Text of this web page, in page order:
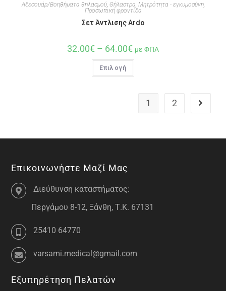
Αξεσουάρ/Βοηθήματα θηλασμού, Θήλαστρα, Μητρότητα - εγκυμοσύνη,
Προσωπική φροντίδα
Σετ Άντλισης Ardo
32.00€ – 64.00€ με ΦΠΑ
Επιλογή
1 2
Επικοινωνήστε Μαζί Μας
Διεύθυνση καταστήματος:
Περγάμου 8-12, Ξάνθη, Τ.Κ. 67131
25410 64770
varsami.medical@gmail.com
Εξυπηρέτηση Πελατών